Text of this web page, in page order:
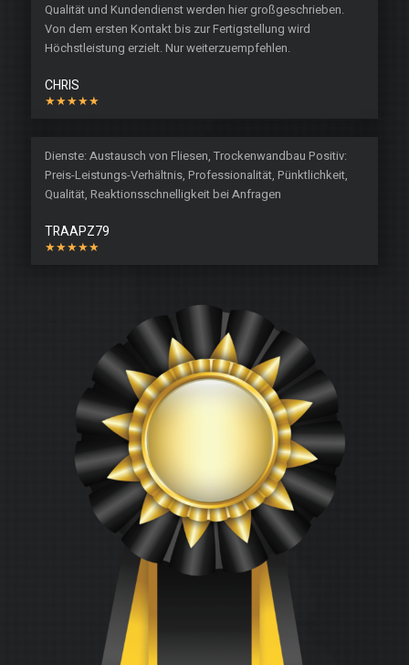
Qualität und Kundendienst werden hier großgeschrieben.
Von dem ersten Kontakt bis zur Fertigstellung wird
Höchstleistung erzielt. Nur weiterzuempfehlen.
CHRIS
★★★★★
Dienste: Austausch von Fliesen, Trockenwandbau Positiv:
Preis-Leistungs-Verhältnis, Professionalität, Pünktlichkeit,
Qualität, Reaktionsschnelligkeit bei Anfragen
TRAAPZ79
★★★★★